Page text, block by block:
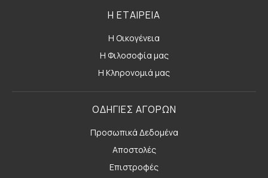
Η ΕΤΑΙΡΕΙΑ
Η Οικογένεια
Η Φιλοσοφία μας
Η Κληρονομιά μας
ΟΔΗΓΙΕΣ ΑΓΟΡΩΝ
Προσωπικά Δεδομένα
Αποστολές
Επιστροφές